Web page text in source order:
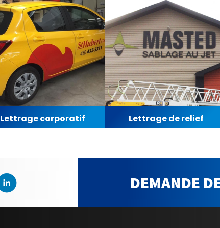
Lettrage corporatif Lettrage de relief
DEMANDE